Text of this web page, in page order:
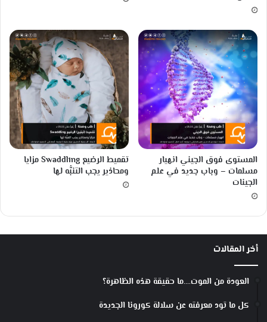
ي
ي
ة
ش
ك
ل
ا
ل
ن
ظ
ا
م
ا
ل
ش
ي
!
المستوى فوق الجيني انهيار
مسلمات – وباب جديد في علم
الجينات
تقميط الرضيع Swaddling مزايا
ومحاذير يجب التنبُّه لها
أخر المقالات
العودة من الموت….ما حقيقة هذه الظاهرة؟
كل ما تود معرفته عن سلالة كورونا الجديدة